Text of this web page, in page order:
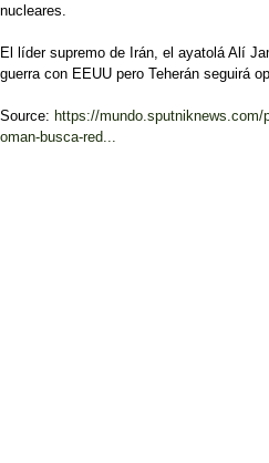
nucleares.
El líder supremo de Irán, el ayatolá Alí
guerra con EEUU pero Teherán seguirá
Source: https://mundo.sputniknews.com/
oman-busca-red...